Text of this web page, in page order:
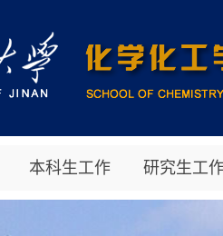
本科生工作 研究生工